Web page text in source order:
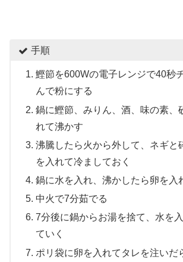
手順
鰹節を600Wの電子レンジで40秒
んで粉にする
鍋に鰹節、みりん、酒、味の素、
れて沸かす
沸騰したら火から外して、ネギと
を入れて冷ましておく
鍋に水を入れ、沸かしたら卵を入
中火で7分茹でる
7分後に鍋からお湯を捨て、水を
ていく
ポリ袋に卵を入れてタレを注いだ